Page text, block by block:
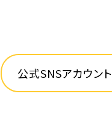
公式SNSアカウント